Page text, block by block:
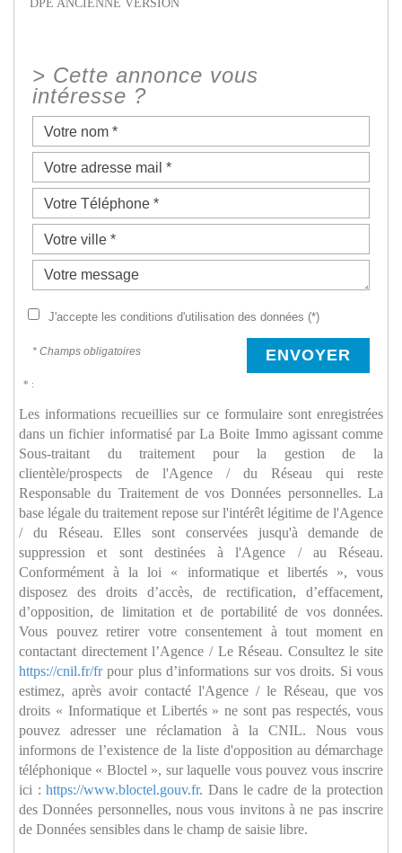
DPE ANCIENNE VERSION
> Cette annonce vous
intéresse ?
J'accepte les conditions d'utilisation des données (*)
* Champs obligatoires ENVOYER
* :
Les informations recueillies sur ce formulaire sont enregistrées
dans un fichier informatisé par La Boite Immo agissant comme
Sous-traitant du traitement pour la gestion de la
clientèle/prospects de l'Agence / du Réseau qui reste
Responsable du Traitement de vos Données personnelles. La
base légale du traitement repose sur l'intérêt légitime de l'Agence
/ du Réseau. Elles sont conservées jusqu'à demande de
suppression et sont destinées à l'Agence / au Réseau.
Conformément à la loi « informatique et libertés », vous
disposez des droits d’accès, de rectification, d’effacement,
d’opposition, de limitation et de portabilité de vos données.
Vous pouvez retirer votre consentement à tout moment en
contactant directement l’Agence / Le Réseau. Consultez le site
https://cnil.fr/frpour plus d’informations sur vos droits. Si vous
estimez, après avoir contacté l'Agence / le Réseau, que vos
droits « Informatique et Libertés » ne sont pas respectés, vous
pouvez adresser une réclamation à la CNIL. Nous vous
informons de l’existence de la liste d'opposition au démarchage
téléphonique « Bloctel », sur laquelle vous pouvez vous inscrire
ici :https://www.bloctel.gouv.fr. Dans le cadre de la protection
des Données personnelles, nous vous invitons à ne pas inscrire
de Données sensibles dans le champ de saisie libre.